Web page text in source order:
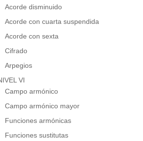
Acorde disminuido
Acorde con cuarta suspendida
Acorde con sexta
Cifrado
Arpegios
VI
Campo armónico
Campo armónico mayor
Funciones armónicas
Funciones sustitutas